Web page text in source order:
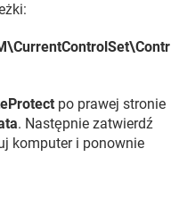
po prawej stronie
. Następnie zatwierdź
komputer i ponownie